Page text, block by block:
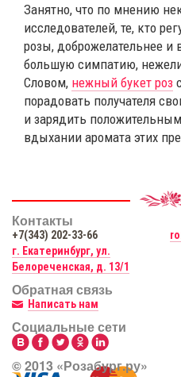
Занятно, что по мнению
исследователей, те, кто
розы, доброжелательнее
большую симпатию, нежели
Словом, нежный букет роз
порадовать получателя
и зарядить
вдыхании аромата этих
Контакты
+7(343) 202-33-66
г. Екатеринбург, ул.
Белореченская, д. 13/1
Обратная связь
Написать нам
Социальные сети
© 2013 «Розабург.ру»